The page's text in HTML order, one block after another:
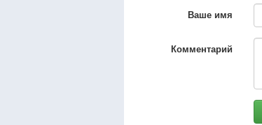
Ваше имя
Комментарий